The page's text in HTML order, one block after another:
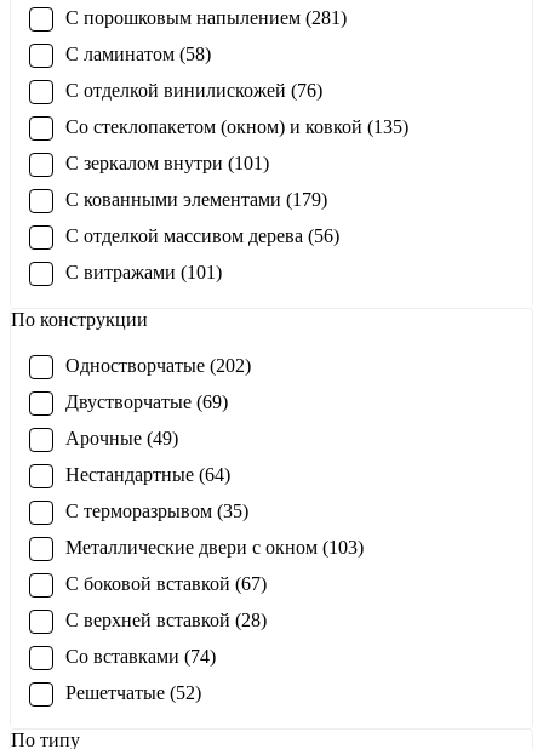
С порошковым напылением (281)
С ламинатом (58)
С отделкой винилискожей (76)
Со стеклопакетом (окном) и ковкой (135)
С зеркалом внутри (101)
С кованными элементами (179)
С отделкой массивом дерева (56)
С витражами (101)
По конструкции
Одностворчатые (202)
Двустворчатые (69)
Арочные (49)
Нестандартные (64)
С терморазрывом (35)
Металлические двери с окном (103)
С боковой вставкой (67)
С верхней вставкой (28)
Со вставками (74)
Решетчатые (52)
По типу